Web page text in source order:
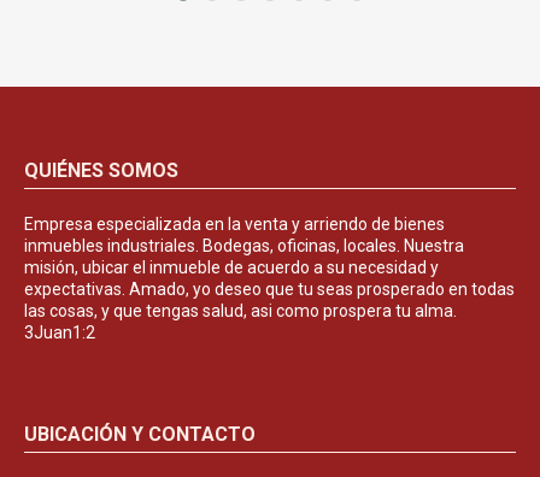
QUIÉNES SOMOS
Empresa especializada en la venta y arriendo de bienes
inmuebles industriales. Bodegas, oficinas, locales. Nuestra
misión, ubicar el inmueble de acuerdo a su necesidad y
expectativas. Amado, yo deseo que tu seas prosperado en todas
las cosas, y que tengas salud, asi como prospera tu alma.
3Juan1:2
UBICACIÓN Y CONTACTO